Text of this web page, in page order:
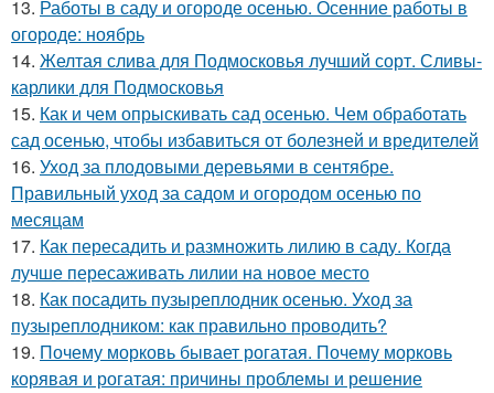
13. Работы в саду и огороде осенью. Осенние работы в
огороде: ноябрь
14. Желтая слива для Подмосковья лучший сорт. Сливы-
карлики для Подмосковья
15. Как и чем опрыскивать сад осенью. Чем обработать
сад осенью, чтобы избавиться от болезней и вредителей
16. Уход за плодовыми деревьями в сентябре.
Правильный уход за садом и огородом осенью по
месяцам
17. Как пересадить и размножить лилию в саду. Когда
лучше пересаживать лилии на новое место
18. Как посадить пузыреплодник осенью. Уход за
пузыреплодником: как правильно проводить?
19. Почему морковь бывает рогатая. Почему морковь
корявая и рогатая: причины проблемы и решение